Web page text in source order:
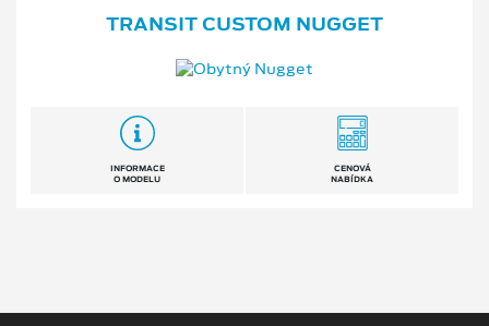
TRANSIT CUSTOM NUGGET
INFORMACE
O MODELU
CENOVÁ
NABÍDKA